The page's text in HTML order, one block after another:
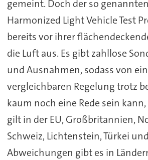
gemeint. Doch der so
Harmonized Light Vehicle Test
bereits vor ihrer
die Luft aus. Es gibt zahllose
und Ausnahmen, sodass von
vergleichbaren Regelung trotz
kaum noch eine Rede sein kann,
gilt in der EU, Großbritannien,
Schweiz, Lichtenstein, Türkei
Abweichungen gibt es in